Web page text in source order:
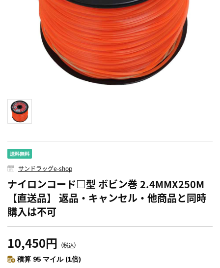
サンドラッグe-shop
ナイロンコード□型 ボビン巻 2.4MMX250M
【直送品】 返品・キャンセル・他商品と同時
購入は不可
10,450円 （税込）
積算 95 マイル (1倍)